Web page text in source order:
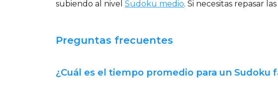
subiendo al nivel Sudoku medio. Si necesitas repasar
Preguntas frecuentes
¿Cuál es el tiempo promedio para un Sudoku